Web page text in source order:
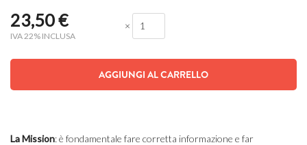
23,50€
IVA 22% INCLUSA
×
AGGIUNGI AL CARRELLO
LaMission: è fondamentale fare corretta informazione e far